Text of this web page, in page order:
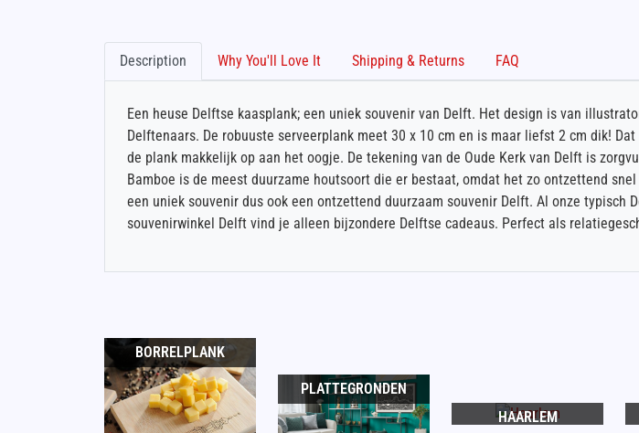
Description Why You'll Love It Shipping & Returns FAQ
Een heuse Delftse kaasplank; een uniek souvenir van Delft. Het design is van
Delftenaars. De robuuste serveerplank meet 30 x 10 cm en is maar liefst 2 cm dik!
de plank makkelijk op aan het oogje. De tekening van de Oude Kerk van Delft is
Bamboe is de meest duurzame houtsoort die er bestaat, omdat het zo ontzettend
een uniek souvenir dus ook een ontzettend duurzaam souvenir Delft. Al onze
souvenirwinkel Delft vind je alleen bijzondere Delftse cadeaus. Perfect als
BORRELPLANK
PLATTEGRONDEN
HAARLEM